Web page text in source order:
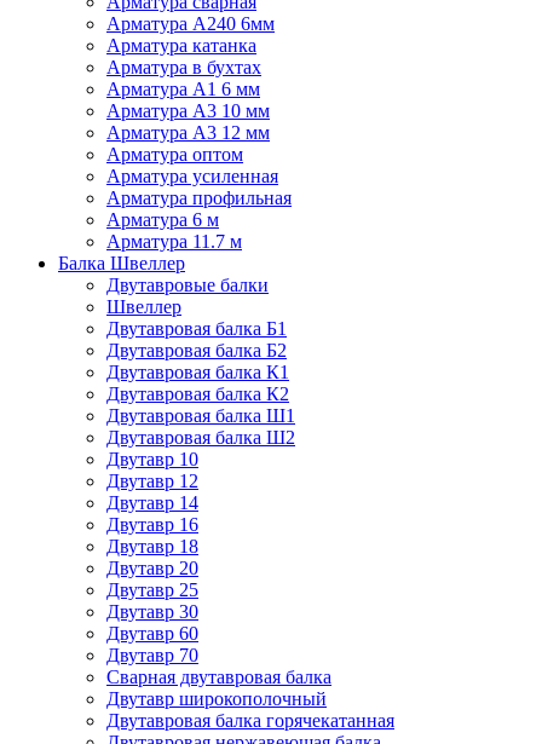
Арматура А240 6мм
Арматура катанка
Арматура в бухтах
Арматура А1 6 мм
Арматура А3 10 мм
Арматура А3 12 мм
Арматура оптом
Арматура усиленная
Арматура профильная
Арматура 6 м
Арматура 11.7 м
Балка Швеллер
Двутавровые балки
Швеллер
Двутавровая балка Б1
Двутавровая балка Б2
Двутавровая балка К1
Двутавровая балка К2
Двутавровая балка Ш1
Двутавровая балка Ш2
Двутавр 10
Двутавр 12
Двутавр 14
Двутавр 16
Двутавр 18
Двутавр 20
Двутавр 25
Двутавр 30
Двутавр 60
Двутавр 70
Сварная двутавровая балка
Двутавр широкополочный
Двутавровая балка горячекатанная